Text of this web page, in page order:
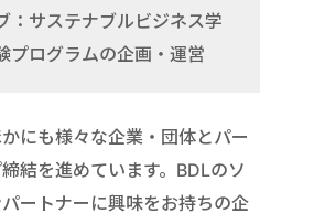
：サステナブルビジネス学
プログラムの企画・運営
にも様々な企業・団体とパー
結を進めています。BDLのソ
ートナーに興味をお持ちの企